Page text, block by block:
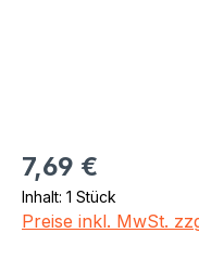
Regulärer Preis:
7,69 €
Inhalt: 1 Stück
Preise inkl. MwSt.